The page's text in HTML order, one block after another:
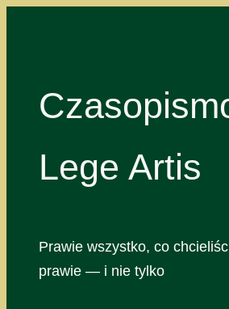
Lege Artis
Prawie wszystko, co
prawie — i nie tylko